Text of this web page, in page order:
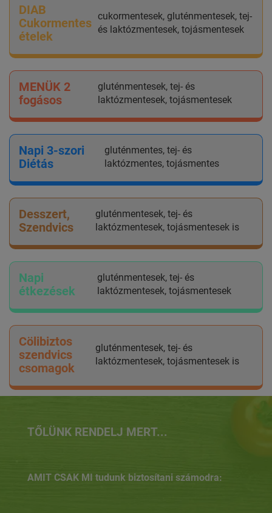
TŐLÜNK RENDELJ MERT...
AMIT CSAK MI tudunk biztosítani számodra:
DIAB
Cukormentes
ételek
cukormentesek, gluténmentesek, tej-
és laktózmentesek, tojásmentesek
MENÜK 2
fogásos
gluténmentesek, tej- és
laktózmentesek, tojásmentesek
Napi 3-szori
Diétás
gluténmentes, tej- és
laktózmentes, tojásmentes
Desszert,
Szendvics
gluténmentesek, tej- és
laktózmentesek, tojásmentesek is
Napi
étkezések
gluténmentesek, tej- és
laktózmentesek, tojásmentesek
Cölibiztos
szendvics
csomagok
gluténmentesek, tej- és
laktózmentesek, tojásmentesek is